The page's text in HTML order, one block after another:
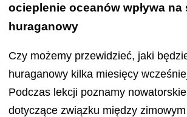
ocieplenie oceanów wpływa na
huraganowy
Czy możemy przewidzieć, jaki
huraganowy kilka miesięcy
Podczas lekcji poznamy
dotyczące związku między